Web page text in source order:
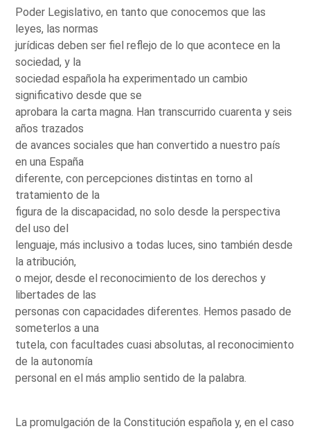
Poder Legislativo, en tanto que conocemos que las
leyes, las normas
jurídicas deben ser fiel reflejo de lo que acontece en la
sociedad, y la
sociedad española ha experimentado un cambio
significativo desde que se
aprobara la carta magna. Han transcurrido cuarenta y seis
años trazados
de avances sociales que han convertido a nuestro país
en una España
diferente, con percepciones distintas en torno al
tratamiento de la
figura de la discapacidad, no solo desde la perspectiva
del uso del
lenguaje, más inclusivo a todas luces, sino también desde
la atribución,
o mejor, desde el reconocimiento de los derechos y
libertades de las
personas con capacidades diferentes. Hemos pasado de
someterlos a una
tutela, con facultades cuasi absolutas, al reconocimiento
de la autonomía
personal en el más amplio sentido de la palabra.
La promulgación de la Constitución española y, en el caso